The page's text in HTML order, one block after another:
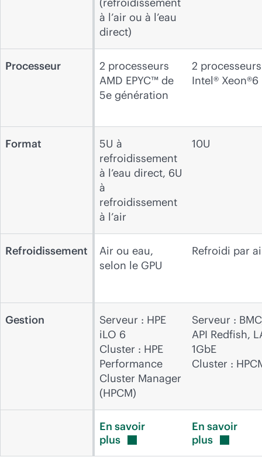
à l’air ou à l’eau
direct)
Processeur
2 processeurs
AMD EPYC™ de
5e génération
2 processeurs
Intel® Xeon®6
Format
5U à
refroidissement
à l’eau direct, 6U
à
refroidissement
à l’air
10U
Refroidissement
Air ou eau,
selon le GPU
Refroidi par
Gestion
Serveur : HPE
iLO 6
Cluster : HPE
Performance
Cluster Manager
(HPCM)
Serveur :
API Redfish,
1GbE
Cluster :
En savoir
plus
En savoir
plus